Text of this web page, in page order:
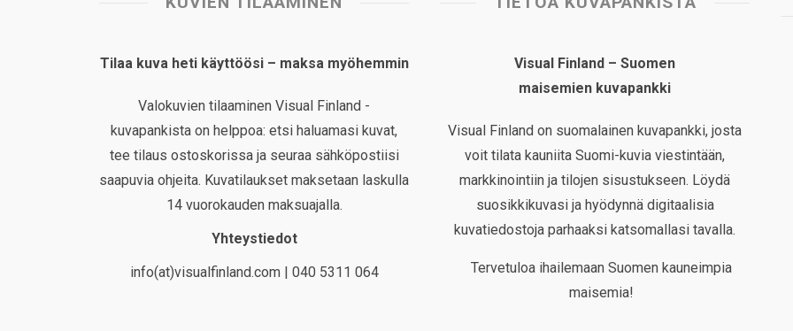
Tilaa kuva heti käyttöösi – maksa myöhemmin
Valokuvien tilaaminen Visual Finland -
kuvapankista on helppoa: etsi haluamasi kuvat,
tee tilaus ostoskorissa ja seuraa sähköpostiisi
saapuvia ohjeita. Kuvatilaukset maksetaan laskulla
14 vuorokauden maksuajalla.
Yhteystiedot
info(at)visualfinland.com | 040 5311 064
Visual Finland – Suomen
maisemien kuvapankki
Visual Finland on suomalainen kuvapankki, josta
voit tilata kauniita Suomi-kuvia viestintään,
markkinointiin ja tilojen sisustukseen. Löydä
suosikkikuvasi ja hyödynnä digitaalisia
kuvatiedostoja parhaaksi katsomallasi tavalla.
Tervetuloa ihailemaan Suomen kauneimpia
maisemia!